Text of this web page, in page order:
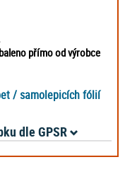
přímo od výrobce
/ samolepicích fólií
dle GPSR